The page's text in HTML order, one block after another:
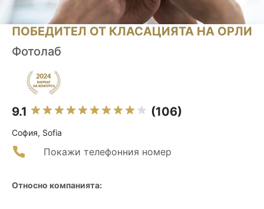
ПОБЕДИТЕЛ ОТ КЛАСАЦИЯТА НА ОРЛИ
Фотолаб
9.1 (106)
София, Sofia
Покажи телефонния номер
Относно компанията: